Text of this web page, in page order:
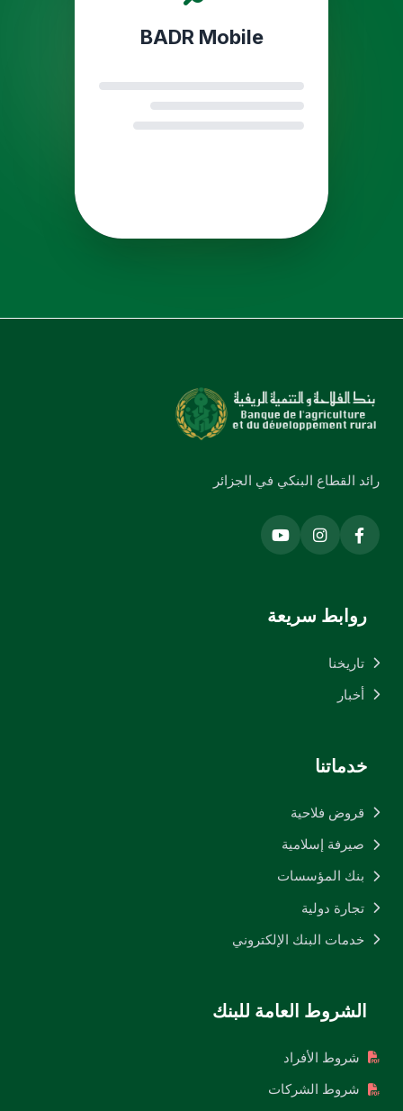
BADR Mobile
رائد القطاع البنكي في الجزائر
روابط سريعة
تاريخنا
أخبار
خدماتنا
قروض فلاحية
صيرفة إسلامية
بنك المؤسسات
تجارة دولية
خدمات البنك الإلكتروني
الشروط العامة للبنك
شروط الأفراد
شروط الشركات